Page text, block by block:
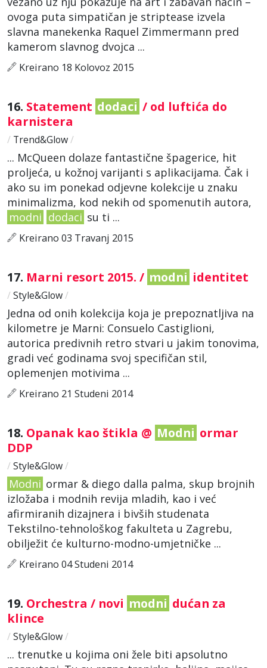
ovoga puta simpatičan je striptease izvela
slavna manekenka Raquel Zimmermann pred
kamerom slavnog dvojca ...
Kreirano 18 Kolovoz 2015
16. Statement dodaci / od luftića do
karnistera
/ Trend&Glow/
... McQueen dolaze fantastične špagerice, hit
proljeća, u kožnoj varijanti s aplikacijama. Čak i
ako su im ponekad odjevne kolekcije u znaku
minimalizma, kod nekih od spomenutih autora,
modni dodaci su ti ...
Kreirano 03 Travanj 2015
17. Marni resort 2015. / modni identitet
/ Style&Glow/
Jedna od onih kolekcija koja je prepoznatljiva na
kilometre je Marni: Consuelo Castiglioni,
autorica predivnih retro stvari u jakim tonovima,
gradi već godinama svoj specifičan stil,
oplemenjen motivima ...
Kreirano 21 Studeni 2014
18. Opanak kao štikla @ Modni ormar
DDP
/ Style&Glow/
Modni ormar & diego dalla palma, skup brojnih
izložaba i modnih revija mladih, kao i već
afirmiranih dizajnera i bivših studenata
Tekstilno-tehnološkog fakulteta u Zagrebu,
obilježit će kulturno-modno-umjetničke ...
Kreirano 04 Studeni 2014
19. Orchestra / novi modni dućan za
klince
/ Style&Glow/
... trenutke u kojima oni žele biti apsolutno